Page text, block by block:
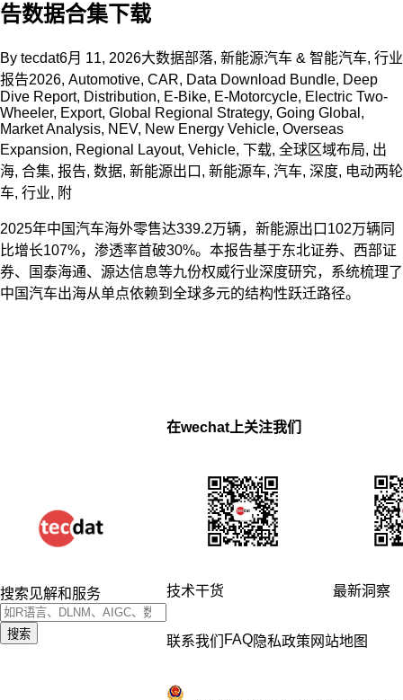
告数据合集下载
By tecdat6月 11, 2026大数据部落, 新能源汽车 & 智能汽车, 行业
报告2026, Automotive, CAR, Data Download Bundle, Deep
Dive Report, Distribution, E-Bike, E-Motorcycle, Electric Two-
Wheeler, Export, Global Regional Strategy, Going Global ,
Market Analysis, NEV, New Energy Vehicle, Overseas
Expansion, Regional Layout, Vehicle, 下载, 全球区域布局, 出
海, 合集, 报告, 数据, 新能源出口 , 新能源车, 汽车, 深度, 电动两轮
车, 行业, 附
2025年中国汽车海外零售达339.2万辆，新能源出口102万辆同
比增长107%，渗透率首破30%。本报告基于东北证券、西部证
券、国泰海通、源达信息等九份权威行业深度研究，系统梳理了
中国汽车出海从单点依赖到全球多元的结构性跃迁路径。
搜索见解和服务
搜索
在wechat上关注我们
技术干货 最新洞察
联系我们 FAQ隐私政策 网站地图